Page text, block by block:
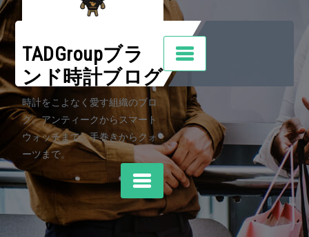
Skip
to
content
TADGroupブラ
ンド時計ブログ
時計をこよなく愛す組織のブロ
グ。アンティークからスマート
ウォッチまで。手巻きからクォ
ーツまで。